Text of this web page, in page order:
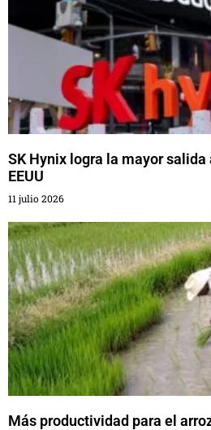
SK Hynix logra la mayor
EEUU
11 julio 2026
Más productividad para el